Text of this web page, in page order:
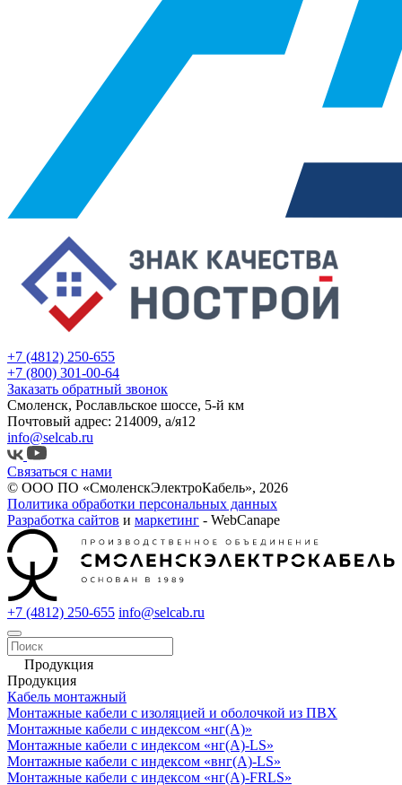
+7 (4812) 250-655
+7 (800) 301-00-64
Заказать обратный звонок
Смоленск, Рославльское шоссе, 5-й км
Почтовый адрес: 214009, а/я12
info@selcab.ru
Связаться с нами
© ООО ПО «СмоленскЭлектроКабель», 2026
Политика обработки персональных данных
Разработка сайтов и маркетинг - WebCanape
+7 (4812) 250-655 info@selcab.ru
Продукция
Продукция
Кабель монтажный
Монтажные кабели с изоляцией и оболочкой из ПВХ
Монтажные кабели с индексом «нг(А)»
Монтажные кабели с индексом «нг(А)-LS»
Монтажные кабели с индексом «внг(А)-LS»
Монтажные кабели с индексом «нг(А)-FRLS»